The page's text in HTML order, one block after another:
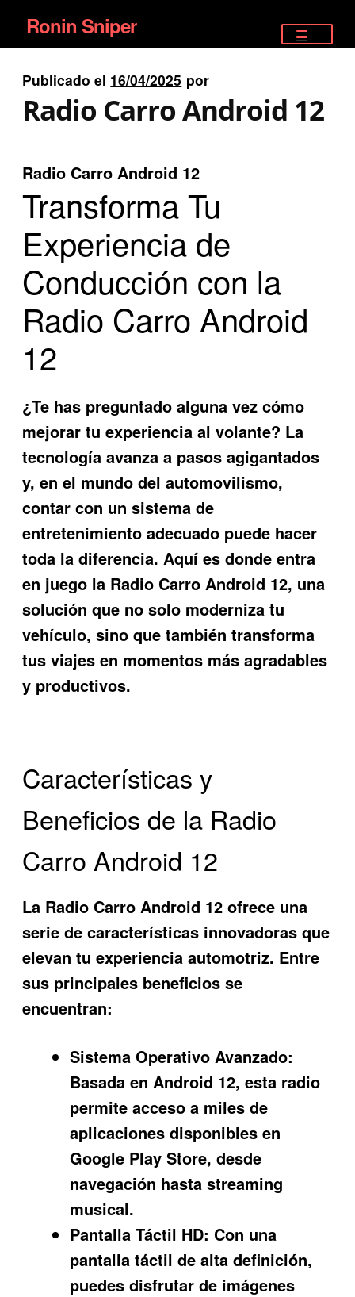
Ir
a
la
navegación
Ir
al
contenido
Ronin Sniper
EQUIPAMIENTO ÉLITE
RIFLES DEPORTIVOS
SATELITALES
Publicado el 16/04/2025 por
Radio Carro Android 12
Radio Carro Android 12
Transforma Tu
Experiencia de
Conducción con la
Radio Carro Android
12
¿Te has preguntado alguna vez cómo
mejorar tu experiencia al volante? La
tecnología avanza a pasos agigantados
y, en el mundo del automovilismo,
contar con un sistema de
entretenimiento adecuado puede hacer
toda la diferencia. Aquí es donde entra
en juego la Radio Carro Android 12, una
solución que no solo moderniza tu
vehículo, sino que también transforma
tus viajes en momentos más agradables
y productivos.
Características y
Beneficios de la Radio
Carro Android 12
La Radio Carro Android 12 ofrece una
serie de características innovadoras que
elevan tu experiencia automotriz. Entre
sus principales beneficios se
encuentran:
Sistema Operativo Avanzado:
Basada en Android 12, esta radio
permite acceso a miles de
aplicaciones disponibles en
Google Play Store, desde
navegación hasta streaming
musical.
Pantalla Táctil HD: Con una
pantalla táctil de alta definición,
puedes disfrutar de imágenes